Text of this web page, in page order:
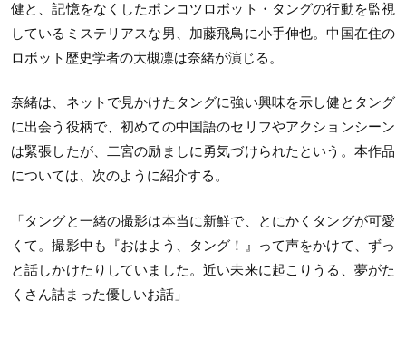
健と、記憶をなくしたポンコツロボット・タングの行動を監視
しているミステリアスな男、加藤飛鳥に小手伸也。中国在住の
ロボット歴史学者の大槻凛は奈緒が演じる。
奈緒は、ネットで見かけたタングに強い興味を示し健とタング
に出会う役柄で、初めての中国語のセリフやアクションシーン
は緊張したが、二宮の励ましに勇気づけられたという。本作品
については、次のように紹介する。
「タングと一緒の撮影は本当に新鮮で、とにかくタングが可愛
くて。撮影中も『おはよう、タング！』って声をかけて、ずっ
と話しかけたりしていました。近い未来に起こりうる、夢がた
くさん詰まった優しいお話」